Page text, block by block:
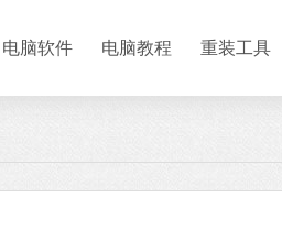
电脑软件 电脑教程 重装工具